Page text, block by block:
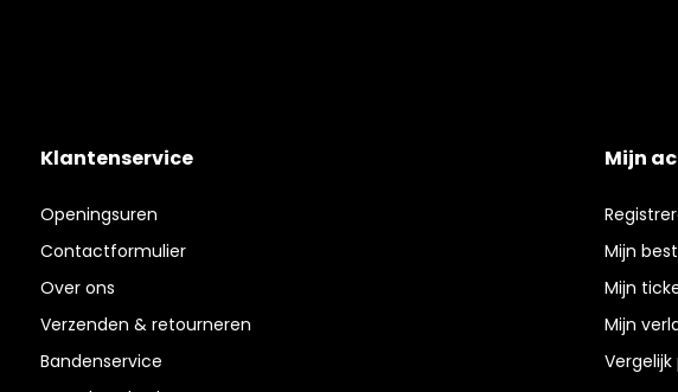
Klantenservice
Openingsuren
Contactformulier
Over ons
Verzenden & retourneren
Bandenservice
Mijn
Mijn
Mijn
Mijn